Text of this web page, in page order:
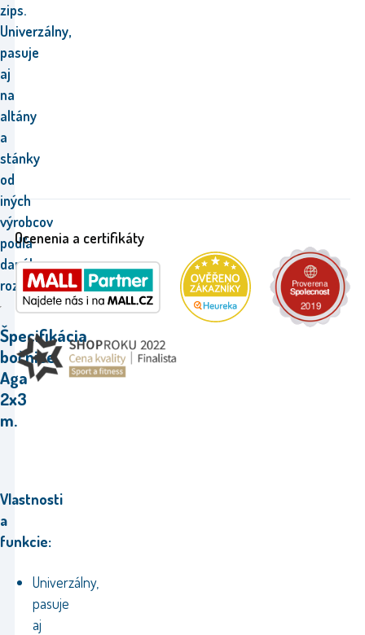
zips.
Univerzálny,
pasuje
aj
na
altány
a
stánky
od
iných
výrobcov
podľa
daného
rozmeru.
Špecifikácia
bočnice
Aga
2x3
m.
Vlastnosti
a
funkcie:
Univerzálny,
pasuje
aj
Ocenenia a certifikáty